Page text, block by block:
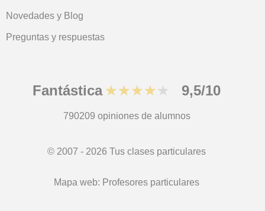
Novedades y Blog
Preguntas y respuestas
Fantástica ★★★★★ 9,5/10
790209 opiniones de alumnos
© 2007 - 2026 Tus clases particulares
Mapa web: Profesores particulares